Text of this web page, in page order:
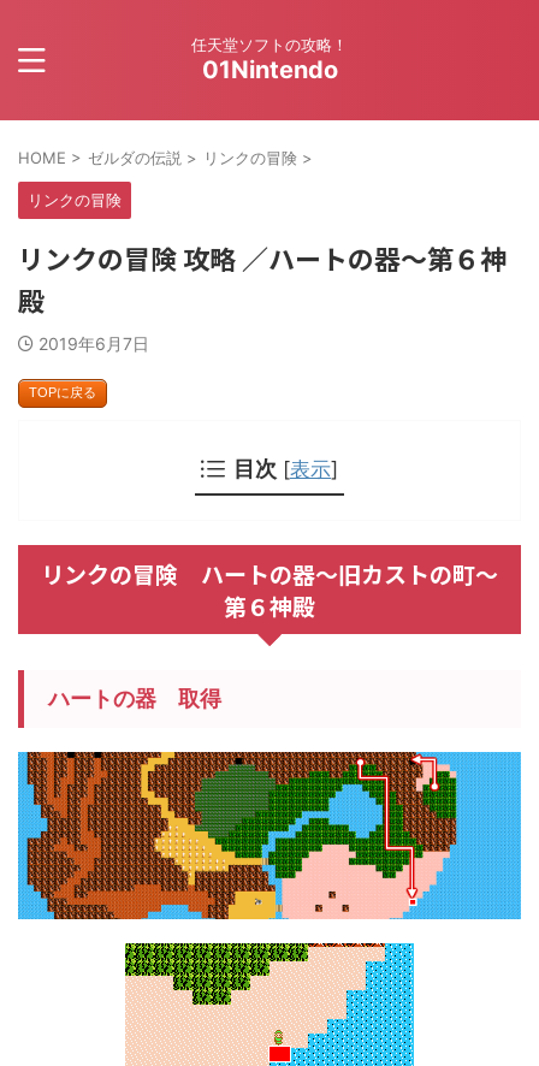
任天堂ソフトの攻略！
01Nintendo
HOME > ゼルダの伝説 > リンクの冒険 >
リンクの冒険
リンクの冒険 攻略 ／ハートの器～第６神
殿
2019年6月7日
TOPに戻る
目次 [表示]
リンクの冒険 ハートの器～旧カストの町～
第６神殿
ハートの器 取得